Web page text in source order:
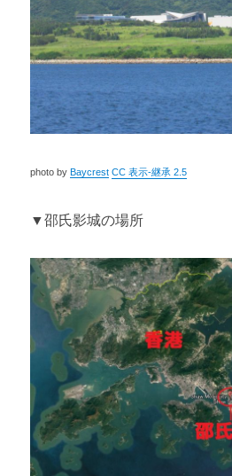
photo byBaycrest CC 表示-継承 2.5
▼邵氏影城の場所